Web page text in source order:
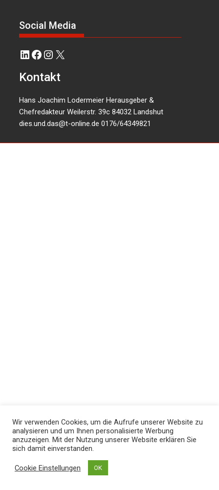
Social Media
LinkedIn
Facebook
Instagram
X
Kontakt
Hans Joachim Lodermeier Herausgeber &
Chefredakteur Weilerstr. 39c 84032 Landshut
dies.und.das@t-online.de 0176/64349821
Wir verwenden Cookies, um die Aufrufe unserer Website zu
analysieren und um Ihnen personalisierte Werbung
anzuzeigen. Mit der Nutzung unserer Website erklären Sie
sich damit einverstanden.
Cookie Einstellungen OK